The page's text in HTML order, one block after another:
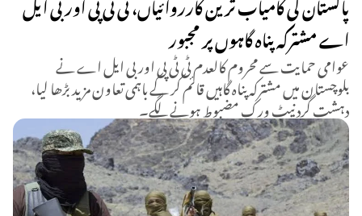
اے مشترکہ پناہ گاہوں پر مجبور
عوامی حمایت سے محروم کالعدم ٹی ٹی پی اور بی ایل اے نے
بلوچستان میں مشترکہ پناہ گاہیں قائم کر کے باہمی تعاون مزید بڑھا لیا،
دہشت گرد نیٹ ورک مضبوط ہونے لگے۔